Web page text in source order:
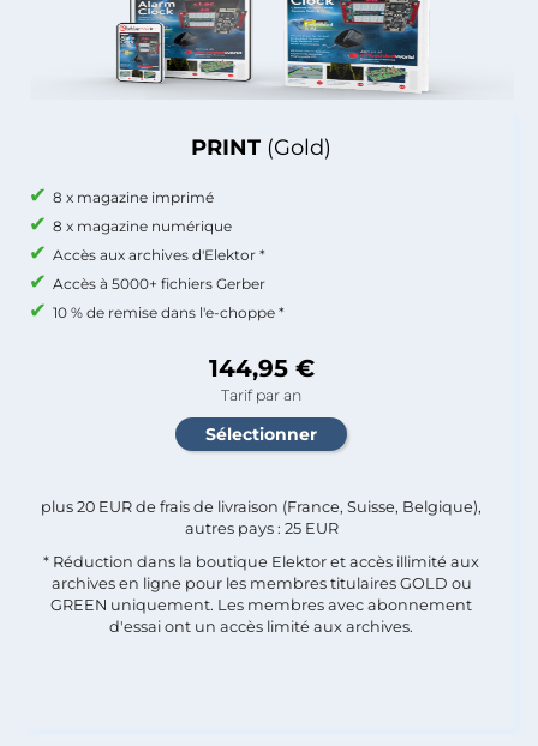
PRINT (Gold)
8 x magazine imprimé
8 x magazine numérique
Accès aux archives d'Elektor *
Accès à 5000+ fichiers Gerber
10 % de remise dans l'e-choppe *
144,95 €
Tarif par an
plus 20 EUR de frais de livraison (France, Suisse, Belgique),
autres pays : 25 EUR
* Réduction dans la boutique Elektor et accès illimité aux
archives en ligne pour les membres titulaires GOLD ou
GREEN uniquement. Les membres avec abonnement
d'essai ont un accès limité aux archives.